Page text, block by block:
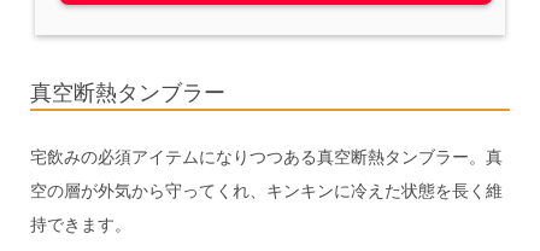
真空断熱タンブラー
宅飲みの必須アイテムになりつつある真空断熱タンブラー。真
空の層が外気から守ってくれ、キンキンに冷えた状態を長く維
持できます。